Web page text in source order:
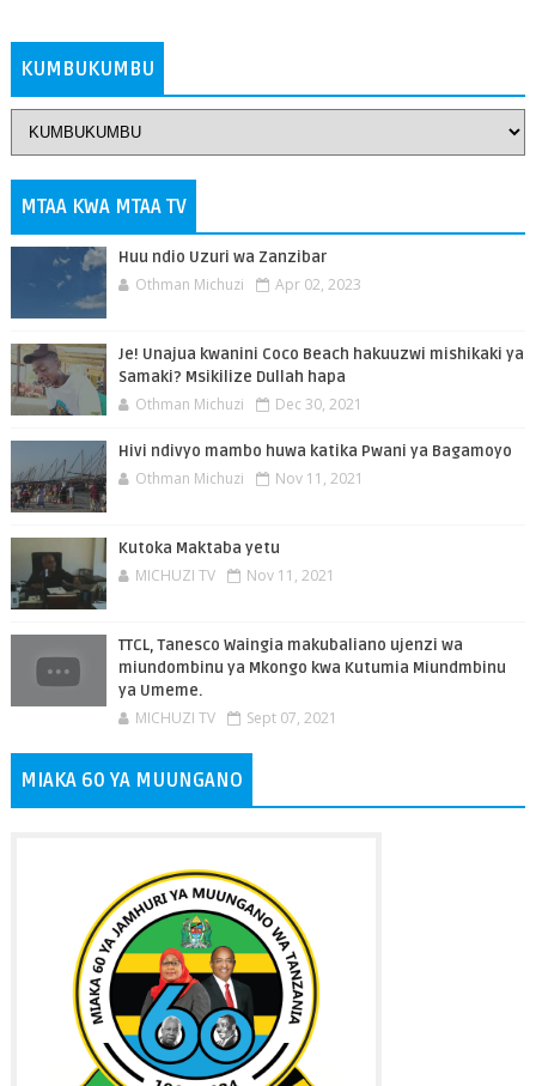
KUMBUKUMBU
MTAA KWA MTAA TV
Huu ndio Uzuri wa Zanzibar
Othman Michuzi Apr 02, 2023
Je! Unajua kwanini Coco Beach hakuuzwi mishikaki ya
Samaki? Msikilize Dullah hapa
Othman Michuzi Dec 30, 2021
Hivi ndivyo mambo huwa katika Pwani ya Bagamoyo
Othman Michuzi Nov 11, 2021
Kutoka Maktaba yetu
MICHUZI TV Nov 11, 2021
TTCL, Tanesco Waingia makubaliano ujenzi wa
miundombinu ya Mkongo kwa Kutumia Miundmbinu
ya Umeme.
MICHUZI TV Sept 07, 2021
MIAKA 60 YA MUUNGANO